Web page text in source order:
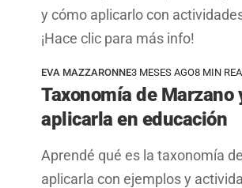
y cómo aplicarlo con
¡Hace clic para más info!
EVA MAZZARONNE3 MESES AGO8 MIN
Taxonomía de Marzano
aplicarla en educación
Aprendé qué es la taxonomía
aplicarla con ejemplos y